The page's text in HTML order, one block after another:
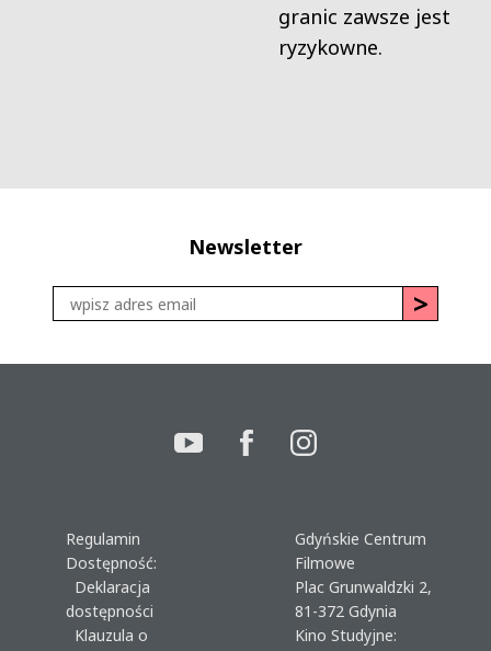
granic zawsze jest
ryzykowne.
Newsletter
Regulamin
Dostępność:
Deklaracja
dostępności
Klauzula o
Gdyńskie Centrum
Filmowe
Plac Grunwaldzki 2,
81-372 Gdynia
Kino Studyjne: